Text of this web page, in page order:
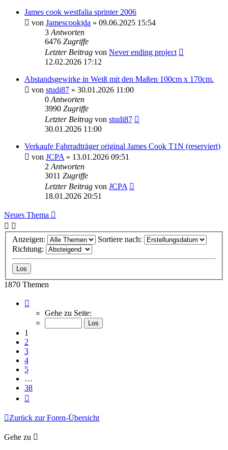
James cook westfalia sprinter 2006
von Jamescookjda » 09.06.2025 15:54
3 Antworten
6476 Zugriffe
Letzter Beitrag von Never ending project
12.02.2026 17:12
Abstandsgewirke in Weiß mit den Maßen 100cm x 170cm.
von studi87 » 30.01.2026 11:00
0 Antworten
3990 Zugriffe
Letzter Beitrag von studi87
30.01.2026 11:00
Verkaufe Fahrradträger original James Cook T1N (reserviert)
von JCPA » 13.01.2026 09:51
2 Antworten
3011 Zugriffe
Letzter Beitrag von JCPA
18.01.2026 20:51
Neues Thema
Anzeigen:
Sortiere nach:
Richtung:
1870 Themen
von
Gehe zu Seite:
1
2
3
4
5
…
38
Zurück zur Foren-Übersicht
Gehe zu